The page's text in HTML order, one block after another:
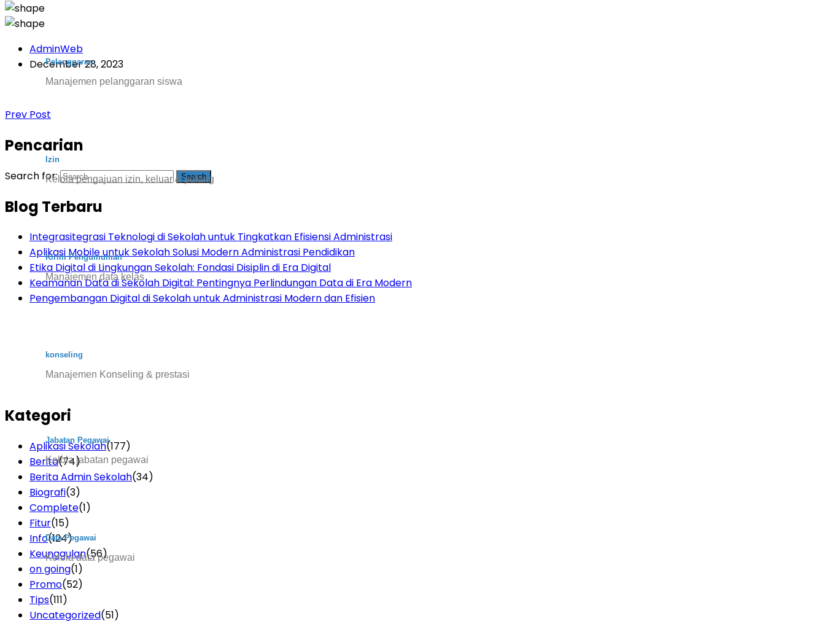
Pelanggaran
Manajemen pelanggaran siswa
Izin
Kelola pengajuan izin, keluar & pulang
Kirim Pengumuman
Manajemen data kelas
konseling
Manajemen Konseling & prestasi
Jabatan Pegawai
Kelola jabatan pegawai
Data Pegawai
Kelola data pegawai
AdminWeb
December 28, 2023
Prev Post
Pencarian
Search for:
Blog Terbaru
Integrasitegrasi Teknologi di Sekolah untuk Tingkatkan Efisiensi Administrasi
Aplikasi Mobile untuk Sekolah Solusi Modern Administrasi Pendidikan
Etika Digital di Lingkungan Sekolah: Fondasi Disiplin di Era Digital
Keamanan Data di Sekolah Digital: Pentingnya Perlindungan Data di Era Modern
Pengembangan Digital di Sekolah untuk Administrasi Modern dan Efisien
Kategori
Aplikasi Sekolah(177)
Berita(74)
Berita Admin Sekolah(34)
Biografi(3)
Complete(1)
Fitur(15)
Info(124)
Keunggulan(56)
on going(1)
Promo(52)
Tips(111)
Uncategorized(51)